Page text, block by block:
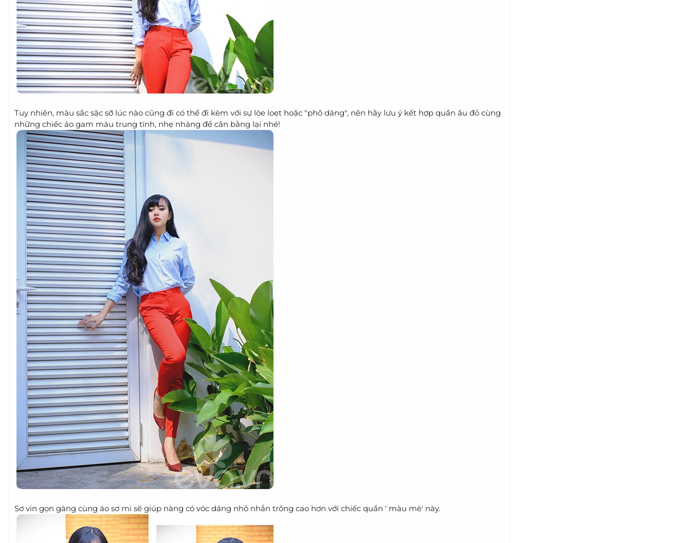
Tuy nhiên, màu sắc sặc sỡ lúc nào cũng đi có thể đi kèm với sự lòe loẹt hoặc "phô dáng", nên hãy lưu ý kết hợp quần âu đỏ cùng
những chiếc áo gam màu trung tính, nhẹ nhàng để cân bằng lại nhé!
Sơ vin gọn gàng cùng áo sơ mi sẽ giúp nàng có vóc dáng nhỏ nhắn trông cao hơn với chiếc quần ' màu mè' này.